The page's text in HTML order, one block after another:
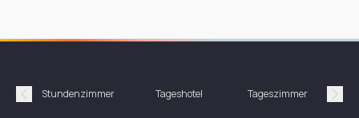
Précédent
Stundenzimmer Tageshotel Tageszimmer